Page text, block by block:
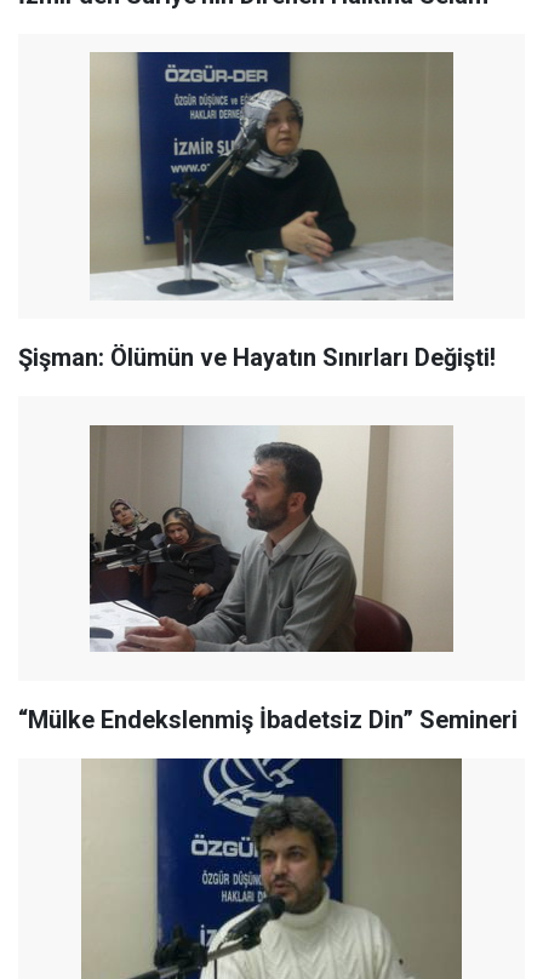
Şişman: Ölümün ve Hayatın Sınırları Değişti!
“Mülke Endekslenmiş İbadetsiz Din” Semineri